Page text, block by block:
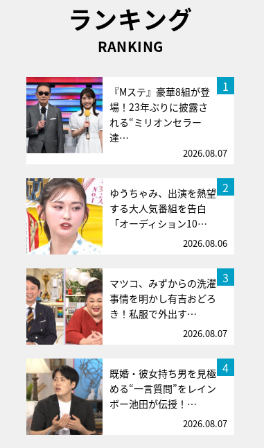
ランキング
RANKING
1
『Mステ』豪華8組が登
場！23年ぶりに披露さ
れる“ミリオンセラー
達…
2026.08.07
2
ゆうちゃみ、出演を熱望
する大人気番組を告白
「オーディション10…
2026.08.06
3
マツコ、みずからの洗濯
事情を明かし有吉おどろ
き！私服で外出す…
2026.08.07
4
既婚・彼女持ち男を見極
める“一言質問”をレイン
ボー池田が伝授！…
2026.08.07